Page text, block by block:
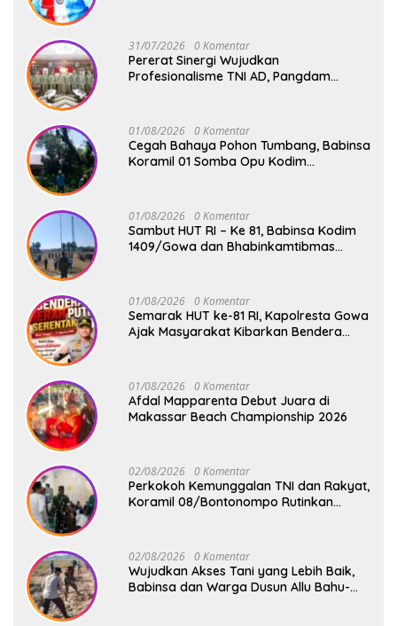
31/07/2026 0 Komentar
Pererat Sinergi Wujudkan
Profesionalisme TNI AD, Pangdam
01/08/2026 0 Komentar
Cegah Bahaya Pohon Tumbang, Babinsa
Koramil 01 Somba Opu Kodim
Baddo
01/08/2026 0 Komentar
Sambut HUT RI – Ke 81, Babinsa Kodim
1409/Gowa dan Bhabinkamtibmas
01/08/2026 0 Komentar
Semarak HUT ke-81 RI, Kapolresta Gowa
Ajak Masyarakat Kibarkan Bendera
01/08/2026 0 Komentar
Afdal Mapparenta Debut Juara di
Makassar Beach Championship 2026
02/08/2026 0 Komentar
Perkokoh Kemunggalan TNI dan Rakyat,
Koramil 08/Bontonompo Rutinkan
02/08/2026 0 Komentar
Wujudkan Akses Tani yang Lebih Baik,
Babinsa dan Warga Dusun Allu Bahu-